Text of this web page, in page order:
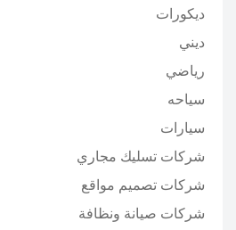
ديكورات
ديني
رياضي
سياحه
سيارات
شركات تسليك مجاري
شركات تصميم مواقع
شركات صيانة ونظافة